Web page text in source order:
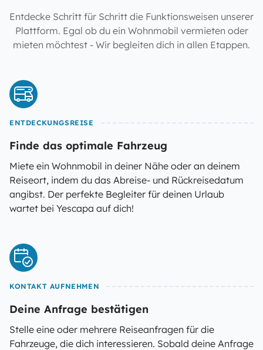
Entdecke Schritt für Schritt die Funktionsweisen unserer
Plattform. Egal ob du ein Wohnmobil vermieten oder
mieten möchtest - Wir begleiten dich in allen Etappen.
ENTDECKUNGSREISE
Finde das optimale Fahrzeug
Miete ein Wohnmobil in deiner Nähe oder an deinem
Reiseort, indem du das Abreise- und Rückreisedatum
angibst. Der perfekte Begleiter für deinen Urlaub
wartet bei Yescapa auf dich!
KONTAKT AUFNEHMEN
Deine Anfrage bestätigen
Stelle eine oder mehrere Reiseanfragen für die
Fahrzeuge, die dich interessieren. Sobald deine Anfrage